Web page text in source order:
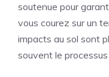
soutenue pour
vous courez sur un
impacts au sol sont
souvent le